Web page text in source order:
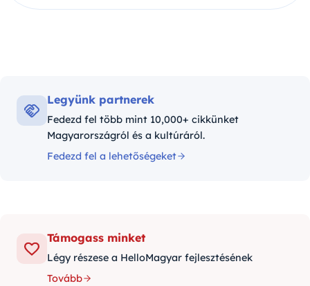
Legyünk partnerek
Fedezd fel több mint 10,000+ cikkünket
Magyarországról és a kultúráról.
Fedezd fel a lehetőségeket
Támogass minket
Légy részese a HelloMagyar fejlesztésének
Tovább